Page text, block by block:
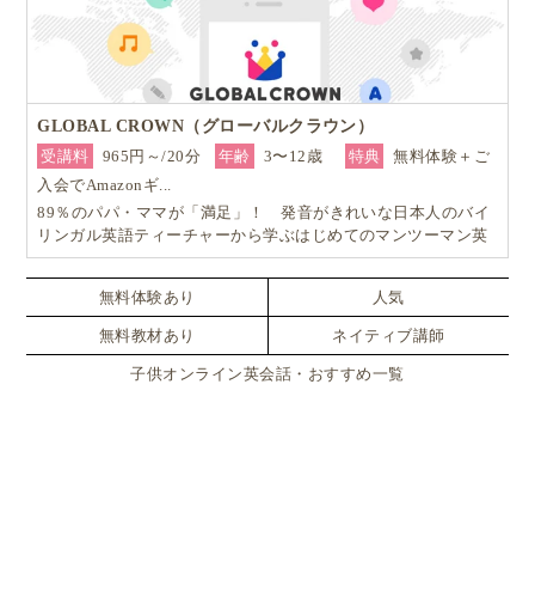
GLOBAL CROWN（グローバルクラウン）
受講料
965円～/20分 年齢 3〜12歳 特典
無料体験＋ご
入会でAmazonギ...
89％のパパ・ママが「満足」！ 発音がきれいな日本人のバイ
リンガル英語ティーチャーから学ぶはじめてのマンツーマン英
会話
無料体験あり 人気
無料教材あり ネイティブ講師
子供オンライン英会話・おすすめ一覧